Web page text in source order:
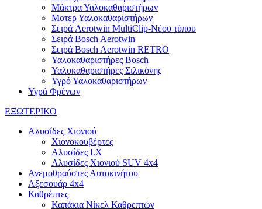
Μάκτρα Υαλοκαθαριστήρων
Μοτερ Υαλοκαθαριστήρων
Σειρά Aerotwin MultiClip-Νέου τύπου
Σειρά Bosch Aerotwin
Σειρά Bosch Aerotwin RETRO
Υαλοκαθαριστήρες Bosch
Υαλοκαθαριστήρες Σιλικόνης
Υγρό Υαλοκαθαριστήρων
Υγρά Φρένων
ΕΞΩΤΕΡΙΚΟ
Αλυσίδες Χιονιού
Χιονοκουβέρτες
Αλυσίδες I.X
Αλυσίδες Χιονιού SUV 4x4
Ανεμοθραύστες Αυτοκινήτου
Αξεσουάρ 4x4
Καθρέπτες
Καπάκια Νίκελ Καθρεπτών